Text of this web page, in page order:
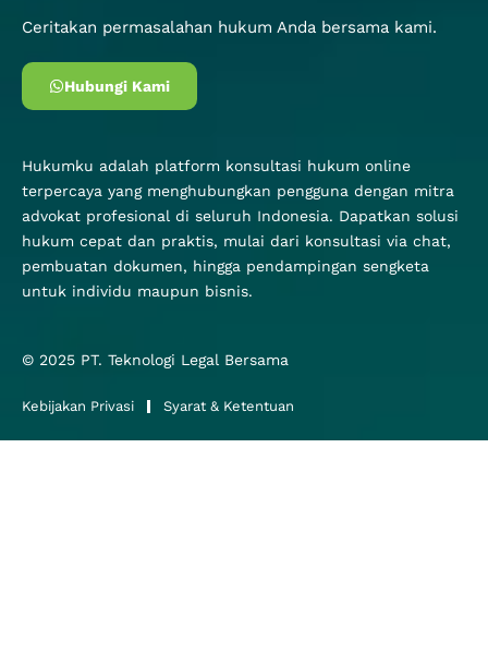
Ceritakan permasalahan hukum Anda bersama kami.
Hubungi Kami
Hukumku adalah platform konsultasi hukum online
terpercaya yang menghubungkan pengguna dengan mitra
advokat profesional di seluruh Indonesia. Dapatkan solusi
hukum cepat dan praktis, mulai dari konsultasi via chat,
pembuatan dokumen, hingga pendampingan sengketa
untuk individu maupun bisnis.
© 2025 PT. Teknologi Legal Bersama
Kebijakan Privasi Syarat & Ketentuan